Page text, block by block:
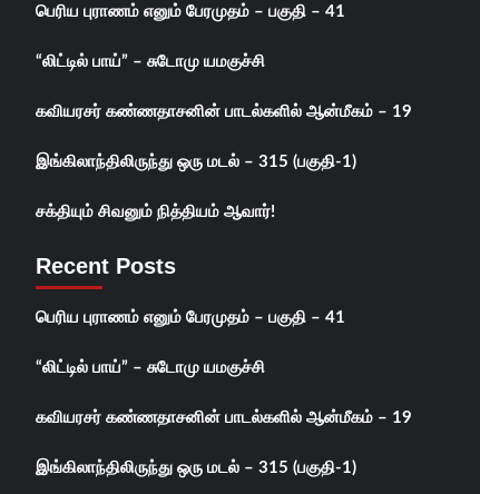
பெரிய புராணம் எனும் பேரமுதம் – பகுதி – 41
“லிட்டில் பாய்” – சுடோமு யமகுச்சி
கவியரசர் கண்ணதாசனின் பாடல்களில் ஆன்மீகம் – 19
இங்கிலாந்திலிருந்து ஒரு மடல் – 315 (பகுதி-1)
சக்தியும் சிவனும் நித்தியம் ஆவார்!
Recent Posts
பெரிய புராணம் எனும் பேரமுதம் – பகுதி – 41
“லிட்டில் பாய்” – சுடோமு யமகுச்சி
கவியரசர் கண்ணதாசனின் பாடல்களில் ஆன்மீகம் – 19
இங்கிலாந்திலிருந்து ஒரு மடல் – 315 (பகுதி-1)